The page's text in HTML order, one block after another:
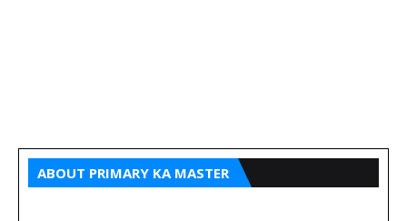
ABOUT PRIMARY KA MASTER